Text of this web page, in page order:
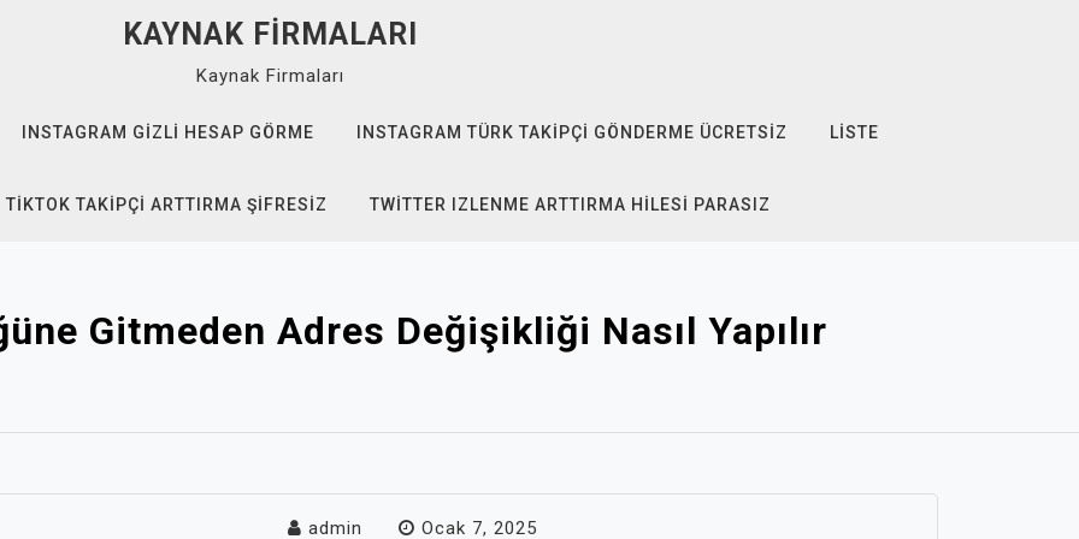
KAYNAK FIRMALARI
Kaynak Firmaları
INSTAGRAM GIZLI HESAP GÖRME INSTAGRAM TÜRK TAKIPÇI GÖNDERME ÜCRETSIZ LISTE
TIKTOK TAKIPÇI ARTTIRMA ŞIFRESIZ TWITTER IZLENME ARTTIRMA HILESI PARASIZ
Gitmeden Adres Değişikliği Nasıl Yapılır
admin Ocak 7, 2025